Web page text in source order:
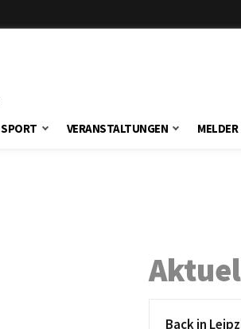
SPORT VERANSTALTUNGEN MELDER
Back in